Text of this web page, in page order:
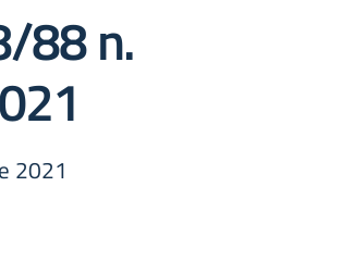
88 n.
2021